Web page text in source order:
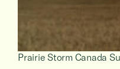
Prairie Storm Canada